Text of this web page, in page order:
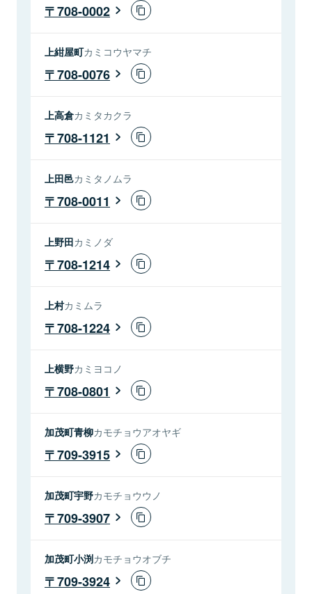
708-0002
上紺屋町カミコウヤマチ
708-0076
上高倉カミタカクラ
708-1121
上田邑カミタノムラ
708-0011
上野田カミノダ
708-1214
上村カミムラ
708-1224
上横野カミヨコノ
708-0801
加茂町青柳カモチョウアオヤギ
709-3915
加茂町宇野カモチョウウノ
709-3907
加茂町小渕カモチョウオブチ
709-3924